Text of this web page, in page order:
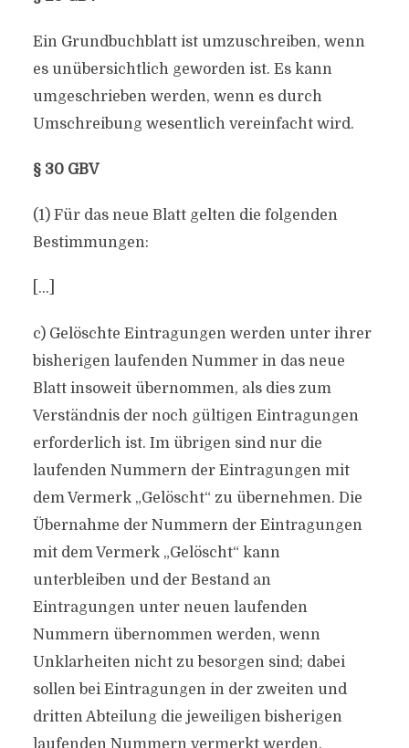
Ein Grundbuchblatt ist umzuschreiben, wenn
es unübersichtlich geworden ist. Es kann
umgeschrieben werden, wenn es durch
Umschreibung wesentlich vereinfacht wird.
§ 30 GBV
(1) Für das neue Blatt gelten die folgenden
Bestimmungen:
[…]
c) Gelöschte Eintragungen werden unter ihrer
bisherigen laufenden Nummer in das neue
Blatt insoweit übernommen, als dies zum
Verständnis der noch gültigen Eintragungen
erforderlich ist. Im übrigen sind nur die
laufenden Nummern der Eintragungen mit
dem Vermerk „Gelöscht“ zu übernehmen. Die
Übernahme der Nummern der Eintragungen
mit dem Vermerk „Gelöscht“ kann
unterbleiben und der Bestand an
Eintragungen unter neuen laufenden
Nummern übernommen werden, wenn
Unklarheiten nicht zu besorgen sind; dabei
sollen bei Eintragungen in der zweiten und
dritten Abteilung die jeweiligen bisherigen
laufenden Nummern vermerkt werden.